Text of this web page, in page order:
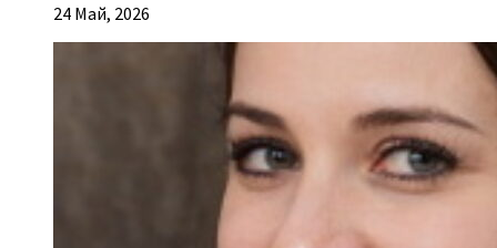
24 Май, 2026